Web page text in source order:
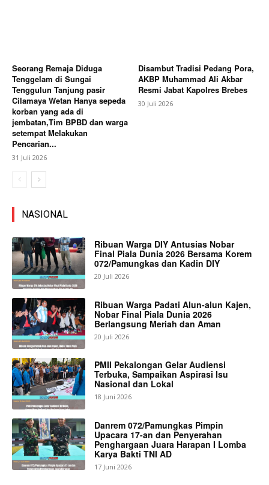
Seorang Remaja Diduga
Tenggelam di Sungai
Tenggulun Tanjung pasir
Cilamaya Wetan Hanya sepeda
korban yang ada di
jembatan,Tim BPBD dan warga
setempat Melakukan
Pencarian...
31 Juli 2026
Disambut Tradisi Pedang Pora,
AKBP Muhammad Ali Akbar
Resmi Jabat Kapolres Brebes
30 Juli 2026
NASIONAL
Ribuan Warga DIY Antusias Nobar
Final Piala Dunia 2026 Bersama Korem
072/Pamungkas dan Kadin DIY
20 Juli 2026
Ribuan Warga Padati Alun-alun Kajen,
Nobar Final Piala Dunia 2026
Berlangsung Meriah dan Aman
20 Juli 2026
PMII Pekalongan Gelar Audiensi
Terbuka, Sampaikan Aspirasi Isu
Nasional dan Lokal
18 Juni 2026
Danrem 072/Pamungkas Pimpin
Upacara 17-an dan Penyerahan
Penghargaan Juara Harapan I Lomba
Karya Bakti TNI AD
17 Juni 2026